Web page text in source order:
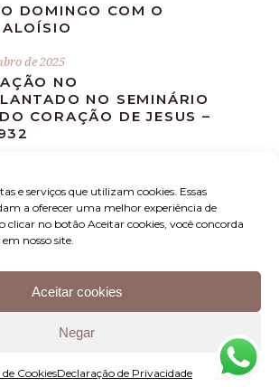
e serviços que utilizam cookies. Essas
a oferecer uma melhor experiência de
clicar no botão Aceitar cookies, você concorda
nosso site.
Aceitar cookies
Negar
CookiesDeclaração de Privacidade
DOMINGO COM O
de 2025
NO
NO SEMINÁRIO
CORAÇÃO DE JESUS –
MÊS DE
Aloísio – Rua Luis Sarti, 1397 – Sala B
Ramos – CEP: 89.265-500 – Jaraguá
instituto@padrealoisio.org.br